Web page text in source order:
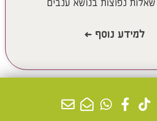
שאלות נפוצות בנושא ענבים
למידע נוסף >